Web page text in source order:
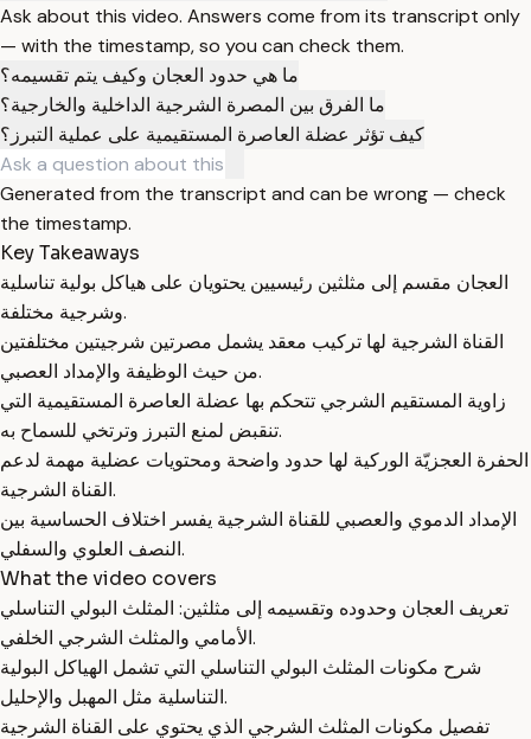
Ask about this video. Answers come from its transcript only
— with the timestamp, so you can check them.
ما هي حدود العجان وكيف يتم تقسيمه؟
ما الفرق بين المصرة الشرجية الداخلية والخارجية؟
كيف تؤثر عضلة العاصرة المستقيمية على عملية التبرز؟
Generated from the transcript and can be wrong — check
the timestamp.
Key Takeaways
العجان مقسم إلى مثلثين رئيسيين يحتويان على هياكل بولية تناسلية
وشرجية مختلفة.
القناة الشرجية لها تركيب معقد يشمل مصرتين شرجيتين مختلفتين
من حيث الوظيفة والإمداد العصبي.
زاوية المستقيم الشرجي تتحكم بها عضلة العاصرة المستقيمية التي
تنقبض لمنع التبرز وترتخي للسماح به.
الحفرة العجزيّة الوركية لها حدود واضحة ومحتويات عضلية مهمة لدعم
القناة الشرجية.
الإمداد الدموي والعصبي للقناة الشرجية يفسر اختلاف الحساسية بين
النصف العلوي والسفلي.
What the video covers
تعريف العجان وحدوده وتقسيمه إلى مثلثين: المثلث البولي التناسلي
الأمامي والمثلث الشرجي الخلفي.
شرح مكونات المثلث البولي التناسلي التي تشمل الهياكل البولية
التناسلية مثل المهبل والإحليل.
تفصيل مكونات المثلث الشرجي الذي يحتوي على القناة الشرجية